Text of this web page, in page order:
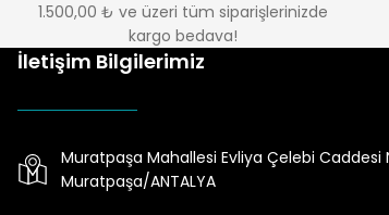
1.500,00 ₺ ve üzeri tüm siparişlerinizde
kargo bedava!
İletişim Bilgilerimiz
Muratpaşa Mahallesi Evliya Çelebi Caddesi
Muratpaşa/ANTALYA